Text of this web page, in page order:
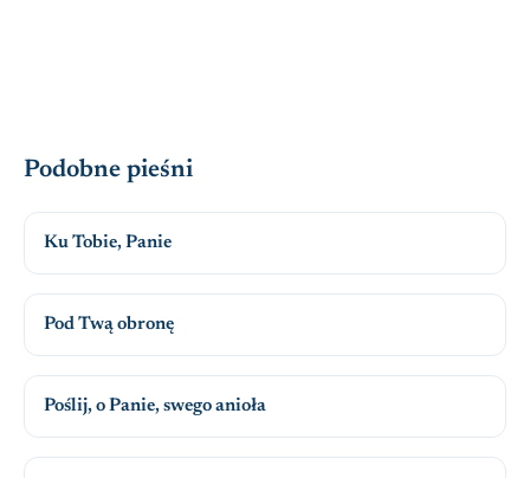
Podobne pieśni
Ku Tobie, Panie
Pod Twą obronę
Poślij, o Panie, swego anioła